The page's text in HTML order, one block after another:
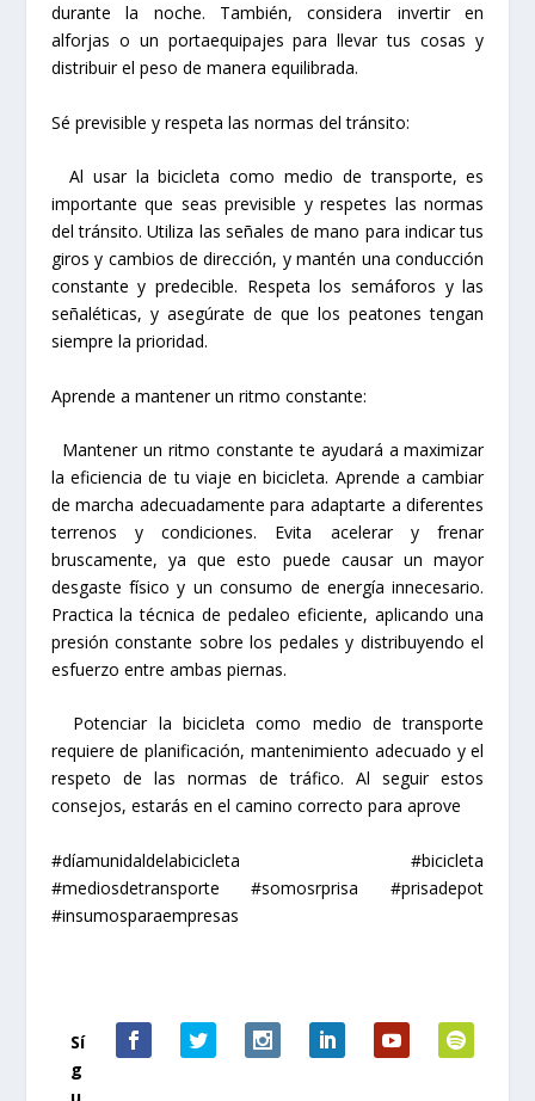
durante la noche. También, considera invertir en
alforjas o un portaequipajes para llevar tus cosas y
distribuir el peso de manera equilibrada.
Sé previsible y respeta las normas del tránsito:
Al usar la bicicleta como medio de transporte, es
importante que seas previsible y respetes las normas
del tránsito. Utiliza las señales de mano para indicar tus
giros y cambios de dirección, y mantén una conducción
constante y predecible. Respeta los semáforos y las
señaléticas, y asegúrate de que los peatones tengan
siempre la prioridad.
Aprende a mantener un ritmo constante:
Mantener un ritmo constante te ayudará a maximizar
la eficiencia de tu viaje en bicicleta. Aprende a cambiar
de marcha adecuadamente para adaptarte a diferentes
terrenos y condiciones. Evita acelerar y frenar
bruscamente, ya que esto puede causar un mayor
desgaste físico y un consumo de energía innecesario.
Practica la técnica de pedaleo eficiente, aplicando una
presión constante sobre los pedales y distribuyendo el
esfuerzo entre ambas piernas.
Potenciar la bicicleta como medio de transporte
requiere de planificación, mantenimiento adecuado y el
respeto de las normas de tráfico. Al seguir estos
consejos, estarás en el camino correcto para aprove
#díamunidaldelabicicleta #bicicleta
#mediosdetransporte #somosrprisa #prisadepot
#insumosparaempresas
Sí
g